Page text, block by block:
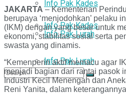
Info Pak Kades
Info Pak Lurah
Info Pak Kades
Info Pak Lurah
JAKARTA– Kementerian
berupaya ‘menjodohkan’ pelaku
(IKM) dengan yang besar untuk
ekonomi, stabilitas sosial serta
swasta yang dinamis.
“Kemenperin aktif memacu agar
menjadi bagian dari rantai pasok
Industri Kecil Menengah dan
Reni Yanita, dalam